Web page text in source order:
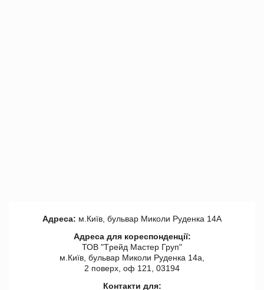
Адреса: м.Київ, бульвар Миколи Руденка 14А
Адреса для кореспонденції:
ТОВ "Tрейд Мастер Груп"
м.Київ, бульвар Миколи Руденка 14а,
2 поверх, оф 121, 03194
Контакти для: